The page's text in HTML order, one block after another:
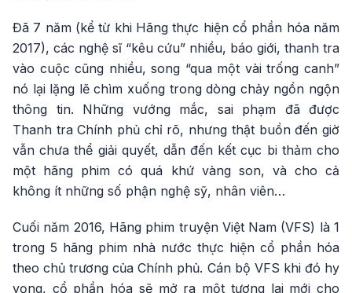
Đã 7 năm (kể từ khi Hãng thực hiện cổ phần hóa năm
2017), các nghệ sĩ “kêu cứu” nhiều, báo giới, thanh tra
vào cuộc cũng nhiều, song “qua một vài trống canh”
nó lại lặng lẽ chìm xuống trong dòng chảy ngồn ngộn
thông tin. Những vướng mắc, sai phạm đã được
Thanh tra Chính phủ chỉ rõ, nhưng thật buồn đến giờ
vẫn chưa thể giải quyết, dẫn đến kết cục bi thảm cho
một hãng phim có quá khứ vàng son, và cho cả
không ít những số phận nghệ sỹ, nhân viên…
Cuối năm 2016, Hãng phim truyện Việt Nam (VFS) là 1
trong 5 hãng phim nhà nước thực hiện cổ phần hóa
theo chủ trương của Chính phủ. Cán bộ VFS khi đó hy
vọng, cổ phần hóa sẽ mở ra một tương lai mới cho